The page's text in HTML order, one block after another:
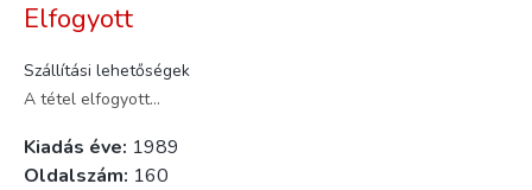
Elfogyott
Szállítási lehetőségek
A tétel elfogyott…
Kiadás éve: 1989
Oldalszám: 160